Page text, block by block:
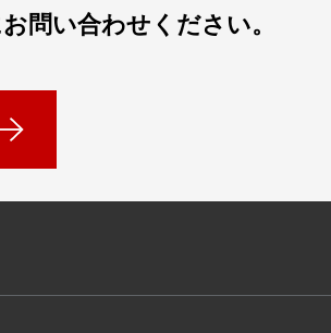
問い合わせください。